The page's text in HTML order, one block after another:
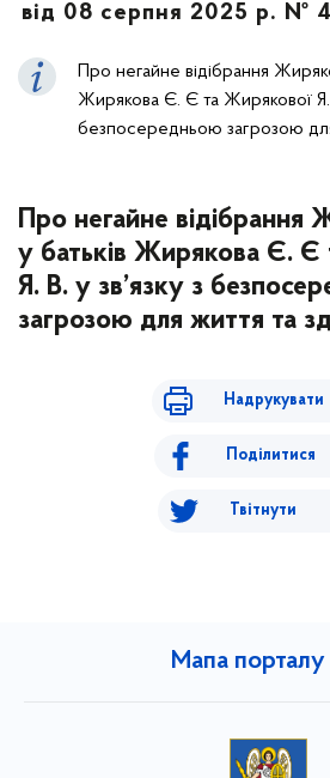
від 08 серпня 2025 р. №
Про негайне відібрання
Жирякова Є. Є та Жирякової Я.
безпосередньою загрозою
Про негайне
у батьків Жирякова Є. Є
Я. В. у зв’язку з
загрозою для життя та
Надрукувати
Поділитися
Твітнути
Мапа порталу